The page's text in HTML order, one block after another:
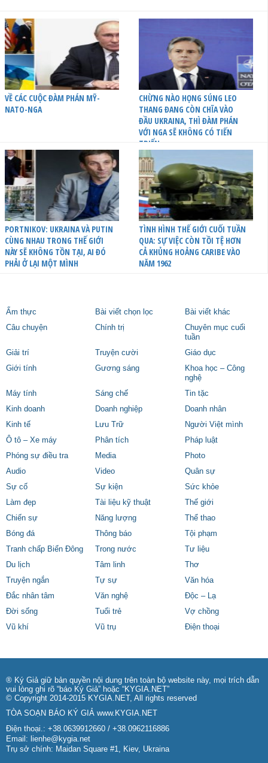
VỀ CÁC CUỘC ĐÀM PHÁN MỸ-
NATO-NGA
CHỪNG NÀO HỌNG SÚNG LEO
THANG ĐANG CÒN CHĨA VÀO
ĐẦU UKRAINA, THÌ ĐÀM PHÁN
VỚI NGA SẼ KHÔNG CÓ TIẾN
TRIỂN
PORTNIKOV: UKRAINA VÀ PUTIN
CÙNG NHAU TRONG THẾ GIỚI
NÀY SẼ KHÔNG TỒN TẠI, AI ĐÓ
PHẢI Ở LẠI MỘT MÌNH
TÌNH HÌNH THẾ GIỚI CUỐI TUẦN
QUA: SỰ VIỆC CÒN TỒI TỆ HƠN
CẢ KHỦNG HOẢNG CARIBE VÀO
NĂM 1962
Ẩm thực Bài viết chọn lọc
Bài viết khác
Câu chuyện
Chính trị
Chuyên mục cuối
tuần
Giải trí
Truyện cười
Giáo dục
Giới tính
Gương sáng
Khoa học – Công
nghệ
Máy tính
Sáng chế
Tin tặc
Kinh doanh
Doanh nghiệp
Doanh nhân
Kinh tế
Lưu Trữ
Người Việt mình
Ô tô – Xe máy
Phân tích
Pháp luật
Phóng sự điều tra
Media
Photo
Audio
Video
Quân sự
Sự cố
Sự kiện
Sức khỏe
Làm đẹp
Tài liệu kỹ thuật
Thế giới
Chiến sự
Năng lượng
Thể thao
Bóng đá
Thông báo
Tội phạm
Tranh chấp Biển Đông
Trong nước
Tư liệu
Du lịch
Tâm linh
Thơ
Truyện ngắn
Tự sự
Văn hóa
Đắc nhân tâm
Văn nghệ
Độc – Lạ
Đời sống
Tuổi trẻ
Vợ chồng
Vũ khí
Vũ trụ Điện thoại
® Ký Giả giữ bản quyền nội dung trên toàn bộ website này, mọi trích dẫn
vui lòng ghi rõ “báo Ký Giả” hoặc “KYGIA.NET”
© Copyright 2014-2015 KYGIA.NET, All rights reserved
TÒA SOẠN BÁO KÝ GIẢ www.KYGIA.NET
Điện thoại.: +38.0639912660 / +38.0962116886
Email: lienhe@kygia.net
Trụ sở chính: Maidan Square #1, Kiev, Ukraina